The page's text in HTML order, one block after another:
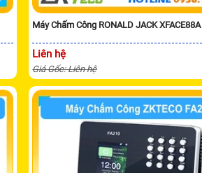
Máy Chấm Công RONALD JACK XFACE88A
Liên hệ
Giá Gốc: Liên hệ